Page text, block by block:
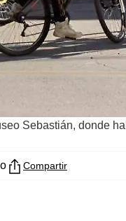
Sebastián, donde
Compartir